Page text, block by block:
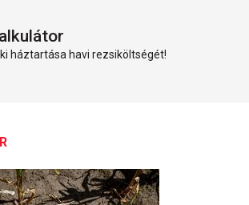
háztartása havi rezsiköltségét!